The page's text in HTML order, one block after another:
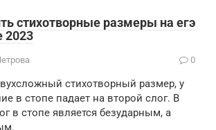
стихотворные размеры на егэ
2023
0
стихотворный размер, у
в стопе падает на второй слог. В
в стопе является безударным, а